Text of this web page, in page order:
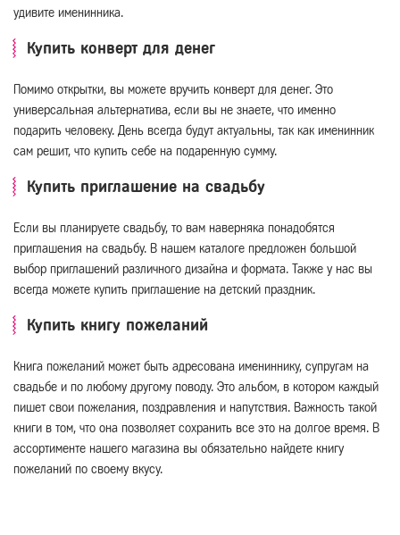
удивите именинника.
Купить конверт для денег
Помимо открытки, вы можете вручить конверт для денег. Это
универсальная альтернатива, если вы не знаете, что именно
подарить человеку. День всегда будут актуальны, так как именинник
сам решит, что купить себе на подаренную сумму.
Купить приглашение на свадьбу
Если вы планируете свадьбу, то вам наверняка понадобятся
приглашения на свадьбу. В нашем каталоге предложен большой
выбор приглашений различного дизайна и формата. Также у нас вы
всегда можете купить приглашение на детский праздник.
Купить книгу пожеланий
Книга пожеланий может быть адресована имениннику, супругам на
свадьбе и по любому другому поводу. Это альбом, в котором каждый
пишет свои пожелания, поздравления и напутствия. Важность такой
книги в том, что она позволяет сохранить все это на долгое время. В
ассортименте нашего магазина вы обязательно найдете книгу
пожеланий по своему вкусу.